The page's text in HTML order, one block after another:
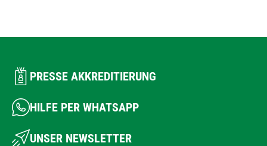
PRESSE AKKREDITIERUNG
HILFE PER WHATSAPP
UNSER NEWSLETTER